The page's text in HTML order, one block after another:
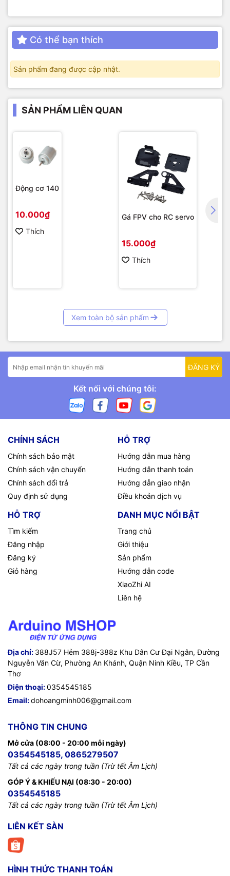
+ Ngõ vào có cách ly quang, tốc độ cao.
+ Có tích hợp đo quá dòng quá áp.
Sơ đồ nối dây:
Có thể bạn thích
Sản phẩm đang được cập nhật.
SẢN PHẨM LIÊN QUAN
Động cơ 140
10.000₫
Thích
Gá FPV cho RC servo
15.000₫
Thích
Xem toàn bộ sản phẩm
ĐĂNG KÝ
Kết nối với chúng tôi:
CHÍNH SÁCH
Chính sách bảo mật
Chính sách vận chuyển
Chính sách đổi trả
Quy định sử dụng
HỖ TRỢ
Hướng dẫn mua hàng
Hướng dẫn thanh toán
Hướng dẫn giao nhận
Điều khoản dịch vụ
HỖ TRỢ
Tìm kiếm
Đăng nhập
Đăng ký
Giỏ hàng
DANH MỤC NỔI BẬT
Trang chủ
Giới thiệu
Sản phẩm
Hướng dẫn code
XiaoZhi AI
Liên hệ
Địa chỉ: 388J57 Hẻm 388j-388z Khu Dân Cư Đại Ngân, Đường
Nguyễn Văn Cừ, Phường An Khánh, Quận Ninh Kiều, TP Cần
Thơ
Điện thoại:0354545185
Email:dohoangminh006@gmail.com
THÔNG TIN CHUNG
Mở cửa (08:00 - 20:00 mỗi ngày)
0354545185, 0865279507
Tất cả các ngày trong tuần (Trừ tết Âm Lịch)
GÓP Ý & KHIẾU NẠI (08:30 - 20:00)
0354545185
Tất cả các ngày trong tuần (Trừ tết Âm Lịch)
LIÊN KẾT SÀN
HÌNH THỨC THANH TOÁN